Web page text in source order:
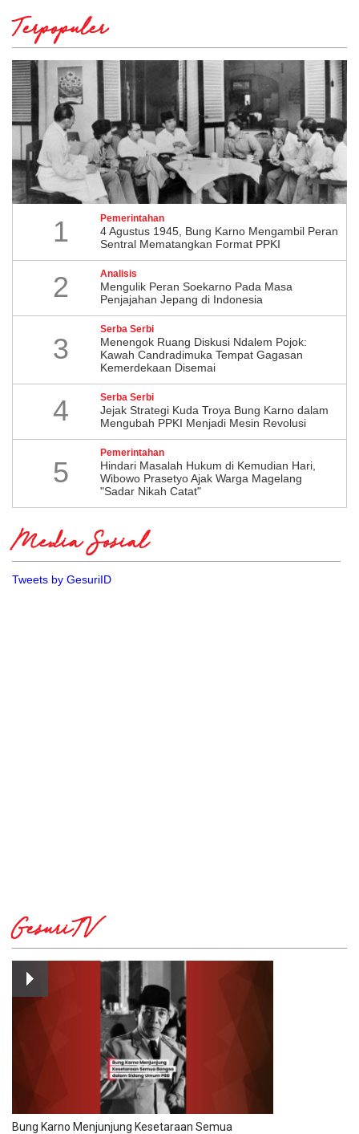
Terpopuler
1 Pemerintahan
4 Agustus 1945, Bung Karno Mengambil Peran
Sentral Mematangkan Format PPKI
2 Analisis
Mengulik Peran Soekarno Pada Masa
Penjajahan Jepang di Indonesia
3
Serba Serbi
Menengok Ruang Diskusi Ndalem Pojok:
Kawah Candradimuka Tempat Gagasan
Kemerdekaan Disemai
4 Serba Serbi
Jejak Strategi Kuda Troya Bung Karno dalam
Mengubah PPKI Menjadi Mesin Revolusi
5
Pemerintahan
Hindari Masalah Hukum di Kemudian Hari,
Wibowo Prasetyo Ajak Warga Magelang
"Sadar Nikah Catat"
Media Sosial
Tweets by GesuriID
GesuriTV
Bung Karno Menjunjung Kesetaraan Semua